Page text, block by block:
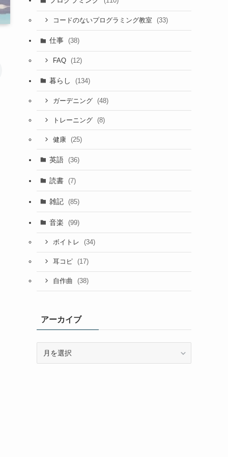
コードのないプログラミング教室 (33)
仕事 (38)
FAQ (12)
暮らし (134)
ガーデニング (48)
トレーニング (8)
健康 (25)
英語 (36)
読書 (7)
雑記 (85)
音楽 (99)
ボイトレ (34)
耳コピ (17)
自作曲 (38)
アーカイブ